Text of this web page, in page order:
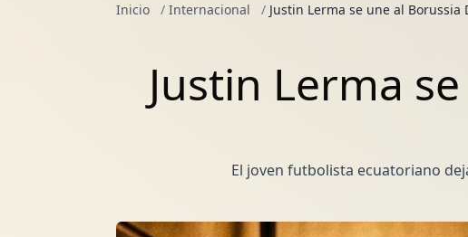
Inicio / Internacional / Justin Lerma se une al
Justin Lerma
El joven futbolista ecuatoriano